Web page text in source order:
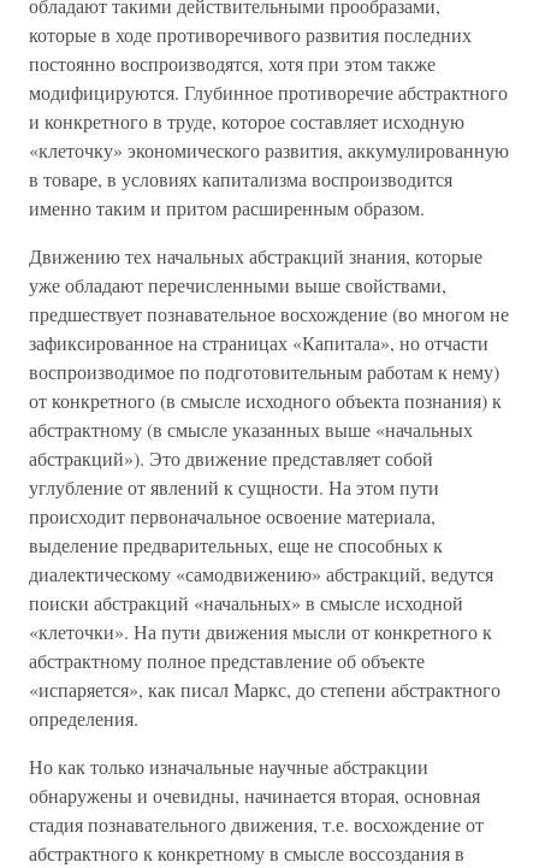
обладают такими действительными прообразами,
которые в ходе противоречивого развития последних
постоянно воспроизводятся, хотя при этом также
модифицируются. Глубинное противоречие абстрактного
и конкретного в труде, которое составляет исходную
«клеточку» экономического развития, аккумулированную
в товаре, в условиях капитализма воспроизводится
именно таким и притом расширенным образом.
Движению тех начальных абстракций знания, которые
уже обладают перечисленными выше свойствами,
предшествует познавательное восхождение (во многом не
зафиксированное на страницах «Капитала», но отчасти
воспроизводимое по подготовительным работам к нему)
от конкретного (в смысле исходного объекта познания) к
абстрактному (в смысле указанных выше «начальных
абстракций»). Это движение представляет собой
углубление от явлений к сущности. На этом пути
происходит первоначальное освоение материала,
выделение предварительных, еще не способных к
диалектическому «самодвижению» абстракций, ведутся
поиски абстракций «начальных» в смысле исходной
«клеточки». На пути движения мысли от конкретного к
абстрактному полное представление об объекте
«испаряется», как писал Маркс, до степени абстрактного
определения.
Но как только изначальные научные абстракции
обнаружены и очевидны, начинается вторая, основная
стадия познавательного движения, т.е. восхождение от
абстрактного к конкретному в смысле воссоздания в